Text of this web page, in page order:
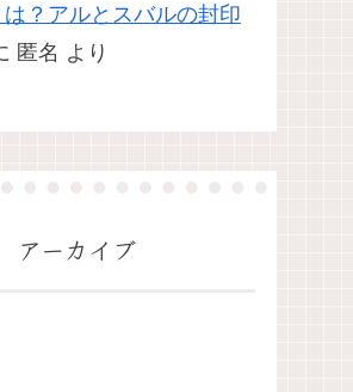
？アルとスバルの封印
匿名 より
アーカイブ